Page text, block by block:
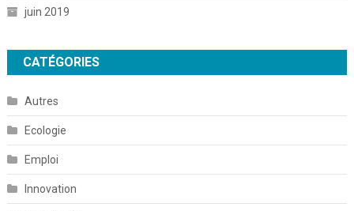
juin 2019
CATÉGORIES
Autres
Ecologie
Emploi
Innovation